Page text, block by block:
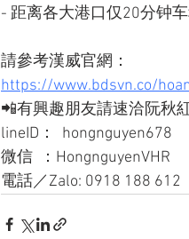
- 距离各大港口仅20分钟
請參考漢威官網：
https://www.bdsvn.co/
📲有興趣朋友請速洽阮秋
lineID：  hongnguyen678
微信  ：HongnguyenVHR
電話／Zalo: 0918 188 612